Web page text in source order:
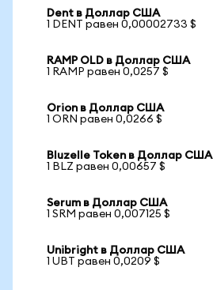
Dent в Доллар США
1 DENT равен 0,00002733 $
RAMP OLD в Доллар США
1 RAMP равен 0,0257 $
Orion в Доллар США
1 ORN равен 0,0266 $
Bluzelle Token в Доллар США
1 BLZ равен 0,00657 $
Serum в Доллар США
1 SRM равен 0,007125 $
Unibright в Доллар США
1 UBT равен 0,0209 $